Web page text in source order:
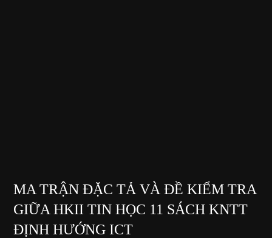
MA TRẬN ĐẶC TẢ VÀ ĐỀ KIỂM TRA
GIỮA HKII TIN HỌC 11 SÁCH KNTT
ĐỊNH HƯỚNG ICT